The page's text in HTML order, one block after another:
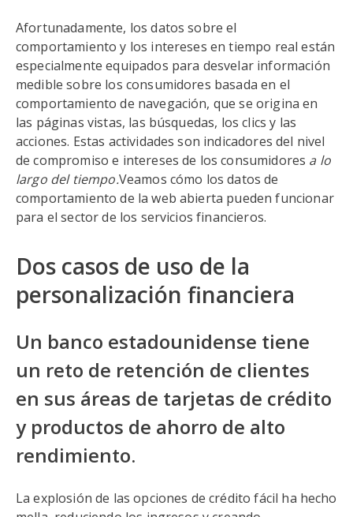
Afortunadamente, los datos sobre el
comportamiento y los intereses en tiempo real están
especialmente equipados para desvelar información
medible sobre los consumidores basada en el
comportamiento de navegación, que se origina en
las páginas vistas, las búsquedas, los clics y las
acciones. Estas actividades son indicadores del nivel
de compromiso e intereses de los consumidores a lo
largo del tiempo.Veamos cómo los datos de
comportamiento de la web abierta pueden funcionar
para el sector de los servicios financieros.
Dos casos de uso de la
personalización financiera
Un banco estadounidense tiene
un reto de retención de clientes
en sus áreas de tarjetas de crédito
y productos de ahorro de alto
rendimiento.
La explosión de las opciones de crédito fácil ha hecho